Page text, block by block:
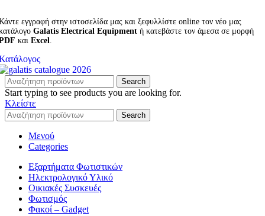
εγγραφή στην ιστοσελίδα μας και ξεφυλλίστε online τον νέο μας
Galatis Electrical Equipment ή κατεβάστε τον άμεσα σε μορφή
και Excel
Search
Start typing to see products you are looking for.
Κλείστε
Search
Μενού
Categories
Εξαρτήματα Φωτιστικών
Ηλεκτρολογικό Υλικό
Οικιακές Συσκευές
Φωτισμός
Φακοί – Gadget